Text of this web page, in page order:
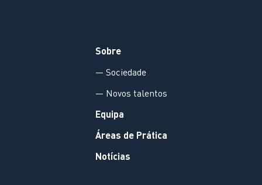
Sobre
— Sociedade
— Novos talentos
Equipa
Áreas de Prática
Notícias